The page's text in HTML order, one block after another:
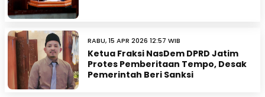
RABU, 15 APR 2026 12:57 WIB
Ketua Fraksi NasDem DPRD Jatim
Protes Pemberitaan Tempo, Desak
Pemerintah Beri Sanksi